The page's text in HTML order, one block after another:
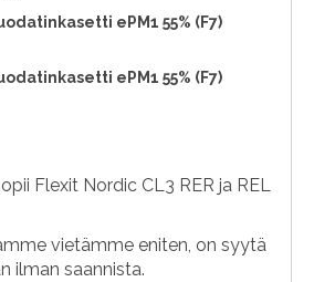
ePM1 55% (F7)
ePM1 55% (F7)
Flexit Nordic CL3 RER ja REL
vietämme eniten, on syytä
ilman saannista.